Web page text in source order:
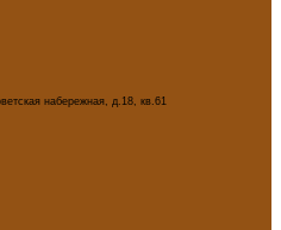
набережная, д.18, кв.61